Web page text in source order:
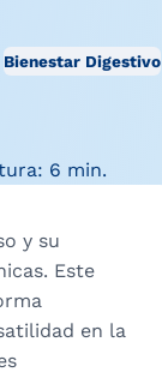
Bienestar Digestivo
6 min.
y su
Este
en la